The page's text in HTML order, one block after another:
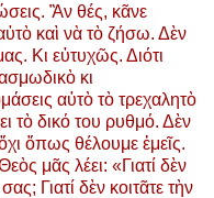
Ἂν θές, κᾶνε
καὶ νὰ τὸ ζήσω. Δὲν
Κι εὐτυχῶς. Διότι
κι
αὐτὸ τὸ τρεχαλητὸ
τὸ δικό του ρυθμό. Δὲν
ὅπως θέλουμε ἐμεῖς.
μᾶς λέει: «Γιατί δὲν
Γιατί δὲν κοιτᾶτε τὴν